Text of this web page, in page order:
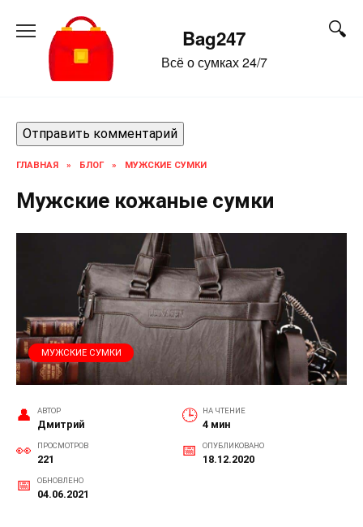
содержанию
Bag247
Всё о сумках 24/7
ГЛАВНАЯ » БЛОГ » МУЖСКИЕ СУМКИ
Мужские кожаные сумки
МУЖСКИЕ СУМКИ
АВТОР
Дмитрий
НА ЧТЕНИЕ
4 мин
ПРОСМОТРОВ
221
ОПУБЛИКОВАНО
18.12.2020
ОБНОВЛЕНО
04.06.2021